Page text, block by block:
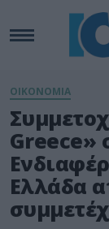
ΟΙΚΟΝΟΜΙΑ
Greece»
Ελλάδα